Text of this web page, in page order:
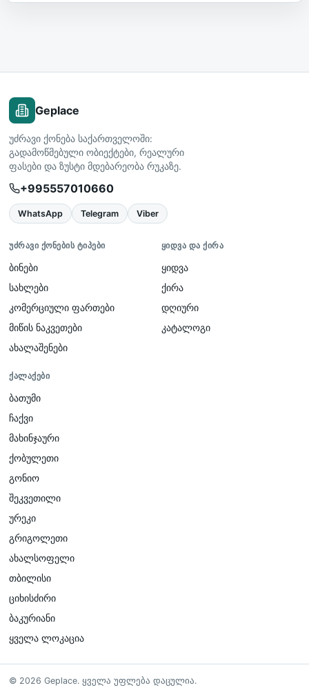
Geplace
უძრავი ქონება საქართველოში:
გადამოწმებული ობიექტები, რეალური
ფასები და ზუსტი მდებარეობა რუკაზე.
+995557010660
WhatsApp Telegram Viber
ᲣᲫᲠᲐᲕᲘ ᲥᲝᲜᲔᲑᲘᲡ ᲢᲘᲞᲔᲑᲘ
ბინები
სახლები
კომერციული ფართები
მიწის ნაკვეთები
ახალაშენები
ᲧᲘᲓᲕᲐ ᲓᲐ ᲥᲘᲠᲐ
ყიდვა
ქირა
დღიური
კატალოგი
ᲥᲐᲚᲐᲥᲔᲑᲘ
ბათუმი
ჩაქვი
მახინჯაური
ქობულეთი
გონიო
შეკვეთილი
ურეკი
გრიგოლეთი
ახალსოფელი
თბილისი
ციხისძირი
ბაკურიანი
ყველა ლოკაცია
© 2026 Geplace.ყველა უფლება დაცულია.